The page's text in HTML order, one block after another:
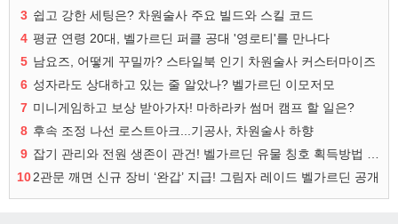
3 쉽고 강한 세팅은? 차원술사 주요 빌드와 스킬 코드
4 평균 연령 20대, 벨가르딘 퍼클 공대 '영로티'를 만나다
5 남요즈, 어떻게 꾸밀까? 스타일북 인기 차원술사 커스터마이즈
6 성자라도 상대하고 있는 줄 알았나? 벨가르딘 이모저모
7 미니게임하고 보상 받아가자! 마하라카 썸머 캠프 할 일은?
8 후속 조정 나선 로스트아크...기공사, 차원술사 하향
9
102관문 깨면 신규 장비 ‘완갑’ 지급! 그림자 레이드 벨가르딘 공개